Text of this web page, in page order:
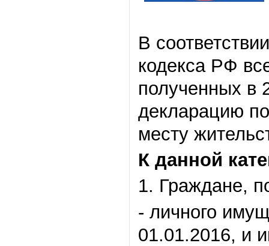
В
кодекса РФ
полученных в
декларацию
месту
К данной
1. Граждане,
- личного
01.01.2016, и